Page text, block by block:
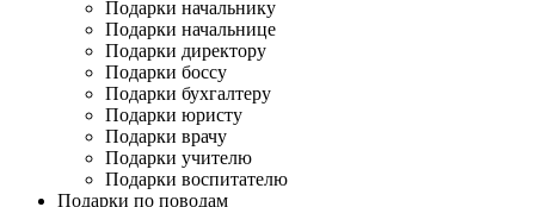
Подарки начальнику
Подарки начальнице
Подарки директору
Подарки боссу
Подарки бухгалтеру
Подарки юристу
Подарки врачу
Подарки учителю
Подарки воспитателю
Подарки по поводам